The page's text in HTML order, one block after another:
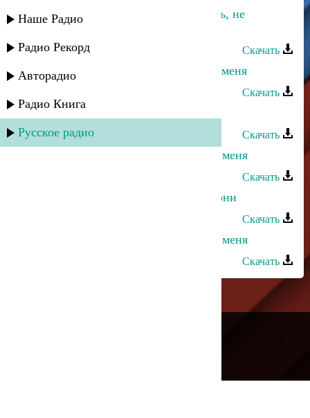
Наше Радио
Радио Рекорд
Авторадио
Радио Книга
Русское радио
Заур Темиров - Ты меня не любишь, не
жалеешь
Скачать
Хадижат Джамалудинова - Забери меня
Скачать
Заирбек Ордашев - Обними меня
Скачать
Апанди Исмаилгаджиев - Обними меня
Скачать
Кристина Азизханова - Меня не гони
Скачать
Ульзана Максудова - Посмотри на меня
Скачать